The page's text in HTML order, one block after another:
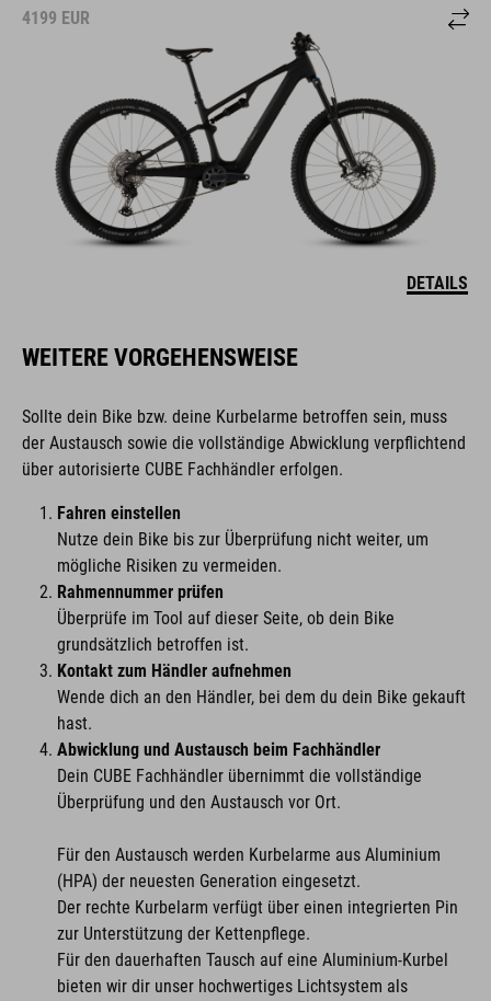
4199 EUR
DETAILS
WEITERE VORGEHENSWEISE
Sollte dein Bike bzw. deine Kurbelarme betroffen sein, muss
der Austausch sowie die vollständige Abwicklung verpflichtend
über autorisierte CUBE Fachhändler erfolgen.
Fahren einstellen
Nutze dein Bike bis zur Überprüfung nicht weiter, um
mögliche Risiken zu vermeiden.
Rahmennummer prüfen
Überprüfe im Tool auf dieser Seite, ob dein Bike
grundsätzlich betroffen ist.
Kontakt zum Händler aufnehmen
Wende dich an den Händler, bei dem du dein Bike gekauft
hast.
Abwicklung und Austausch beim Fachhändler
Dein CUBE Fachhändler übernimmt die vollständige
Überprüfung und den Austausch vor Ort.
Für den Austausch werden Kurbelarme aus Aluminium
(HPA) der neuesten Generation eingesetzt.
Der rechte Kurbelarm verfügt über einen integrierten Pin
zur Unterstützung der Kettenpflege.
Für den dauerhaften Tausch auf eine Aluminium-Kurbel
bieten wir dir unser hochwertiges Lichtsystem als